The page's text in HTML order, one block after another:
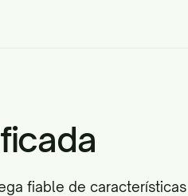
fiable de